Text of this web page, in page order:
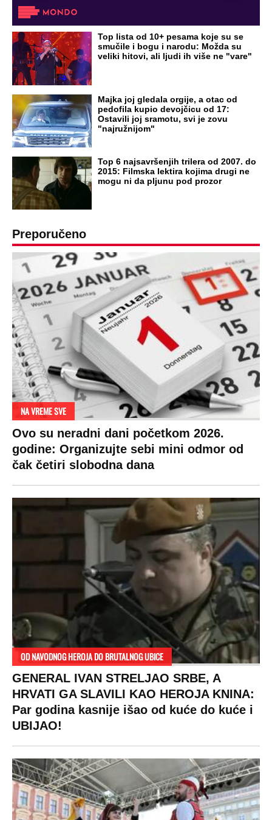
Top lista od 10+ pesama koje su se
smučile i bogu i narodu: Možda su
veliki hitovi, ali ljudi ih više ne "vare"
Majka joj gledala orgije, a otac od
pedofila kupio devojčicu od 17:
Ostavili joj sramotu, svi je zovu
"najružnijom"
Top 6 najsavršenjih trilera od 2007. do
2015: Filmska lektira kojima drugi ne
mogu ni da pljunu pod prozor
Preporučeno
NA VREME SVE
Ovo su neradni dani početkom 2026.
godine: Organizujte sebi mini odmor od
čak četiri slobodna dana
OD NAVODNOG HEROJA DO BRUTALNOG UBICE
GENERAL IVAN STRELJAO SRBE, A
HRVATI GA SLAVILI KAO HEROJA KNINA:
Par godina kasnije išao od kuće do kuće i
UBIJAO!